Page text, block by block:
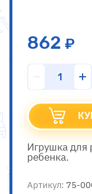
862
Игрушка для
ребенка.
Артикул: 75-